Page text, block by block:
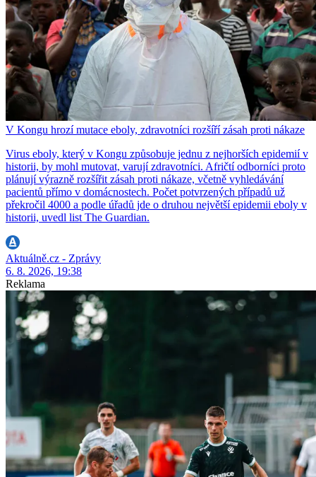
V Kongu hrozí mutace eboly, zdravotníci rozšíří zásah proti nákaze
Virus eboly, který v Kongu způsobuje jednu z nejhorších epidemií v
historii, by mohl mutovat, varují zdravotníci. Afričtí odborníci proto
plánují výrazně rozšířit zásah proti nákaze, včetně vyhledávání
pacientů přímo v domácnostech. Počet potvrzených případů už
překročil 4000 a podle úřadů jde o druhou největší epidemii eboly v
historii, uvedl list The Guardian.
Aktuálně.cz - Zprávy
6. 8. 2026, 19:38
Reklama